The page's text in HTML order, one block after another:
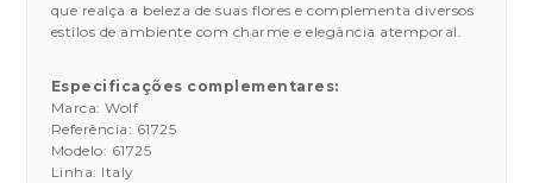
que realça a beleza de suas flores e complementa diversos
estilos de ambiente com charme e elegância atemporal.
Especificações complementares:
Marca: Wolf
Referência: 61725
Modelo: 61725
Linha: Italy